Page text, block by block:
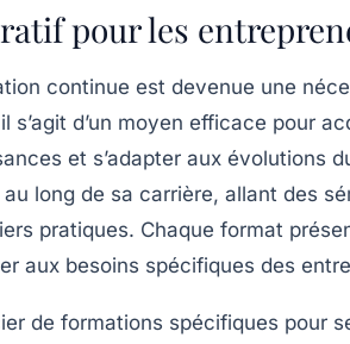
pour les
continue est devenue une
s’agit d’un moyen efficace pour
et s’adapter aux évolutions
long de sa carrière, allant des
pratiques. Chaque format
aux besoins spécifiques des
de formations spécifiques pour